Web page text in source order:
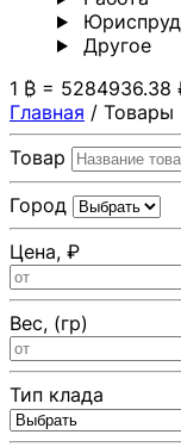
Другoе
1 ₿ = 5284936.38
Главная / Товары
Товар
Город
Цена, ₽
Вес, (гр)
Тип клада